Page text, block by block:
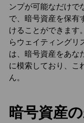
ンプが可能なだけで
で、暗号資産を保有
けることができます
らウェイティングリ
は、暗号資産をあな
に模索しており、こ
ん。
暗号資産